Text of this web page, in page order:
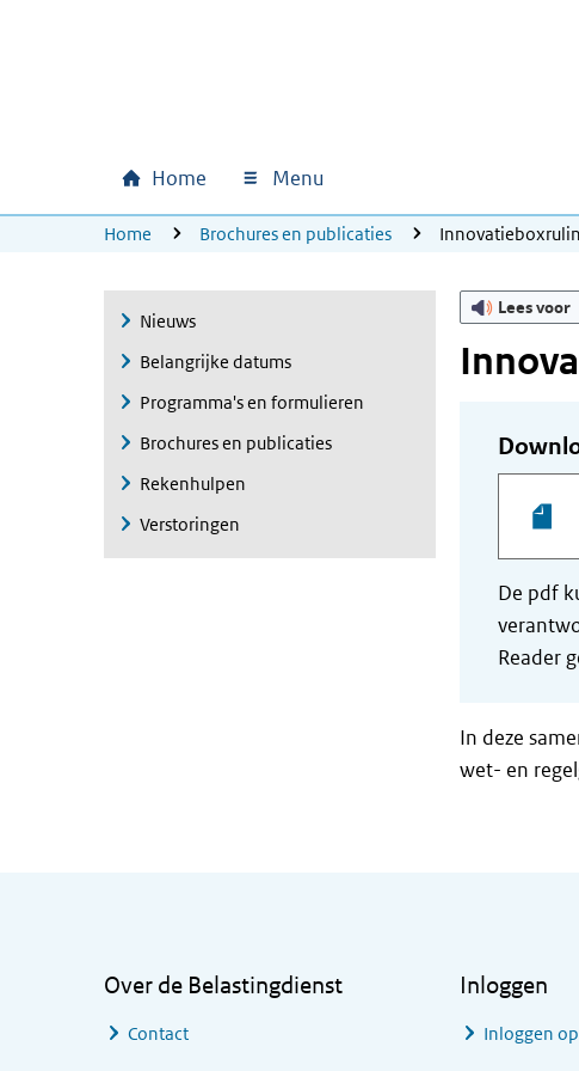
Hoofdnavigatie
Home Menu
U bevindt zich hier:
Home Brochures en publicaties
Nieuws
Belangrijke datums
Programma's en formulieren
Brochures en publicaties
Rekenhulpen
Verstoringen
Lees voor
De pdf
Reader
In deze
wet- en
Over de Belastingdienst
Contact
Inloggen
Inloggen